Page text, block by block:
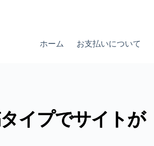
ホーム お支払いについて
イプでサイトが